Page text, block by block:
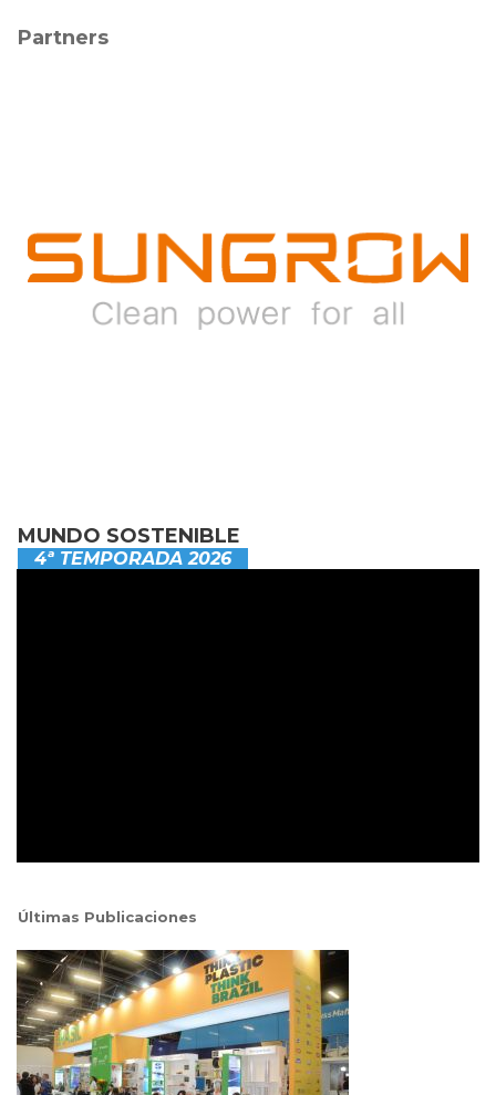
Partners
MUNDO SOSTENIBLE
4ª TEMPORADA 2026
Últimas Publicaciones